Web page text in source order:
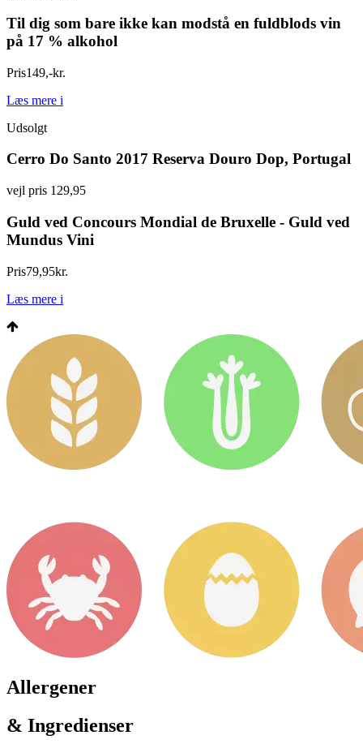
Til dig som bare ikke kan modstå en fuldblods vin
på 17 % alkohol
Pris149,-kr.
Læs mere i
Udsolgt
Cerro Do Santo 2017 Reserva Douro Dop, Portugal
vejl pris 129,95
Guld ved Concours Mondial de Bruxelle - Guld ved
Mundus Vini
Pris79,95kr.
Læs mere i
Allergener
& Ingredienser